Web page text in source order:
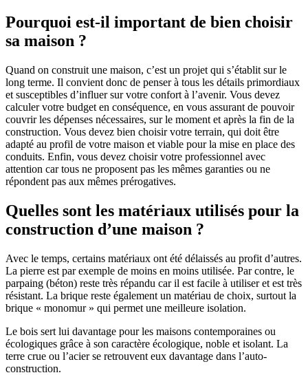
Pourquoi est-il important de bien choisir
sa maison ?
Quand on construit une maison, c’est un projet qui s’établit sur le
long terme. Il convient donc de penser à tous les détails primordiaux
et susceptibles d’influer sur votre confort à l’avenir. Vous devez
calculer votre budget en conséquence, en vous assurant de pouvoir
couvrir les dépenses nécessaires, sur le moment et après la fin de la
construction. Vous devez bien choisir votre terrain, qui doit être
adapté au profil de votre maison et viable pour la mise en place des
conduits. Enfin, vous devez choisir votre professionnel avec
attention car tous ne proposent pas les mêmes garanties ou ne
répondent pas aux mêmes prérogatives.
Quelles sont les matériaux utilisés pour la
construction d’une maison ?
Avec le temps, certains matériaux ont été délaissés au profit d’autres.
La pierre est par exemple de moins en moins utilisée. Par contre, le
parpaing (béton) reste très répandu car il est facile à utiliser et est très
résistant. La brique reste également un matériau de choix, surtout la
brique « monomur » qui permet une meilleure isolation.
Le bois sert lui davantage pour les maisons contemporaines ou
écologiques grâce à son caractère écologique, noble et isolant. La
terre crue ou l’acier se retrouvent eux davantage dans l’auto-
construction.